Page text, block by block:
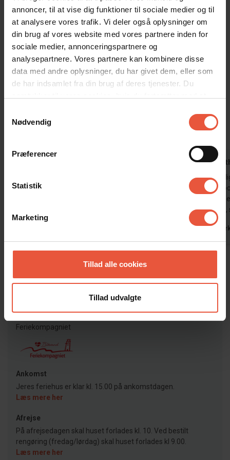
annoncer, til at vise dig funktioner til sociale medier og til
at analysere vores trafik. Vi deler også oplysninger om
din brug af vores website med vores partnere inden for
sociale medier, annonceringspartnere og
analysepartnere. Vores partnere kan kombinere disse
data med andre oplysninger, du har givet dem, eller som
de har indsamlet fra din brug af deres tjenester. Du
Nødvendig
Præferencer
Statistik
Marketing
Tillad alle cookies
Tillad udvalgte
omgivelser, nyde godt af lokale retter eller blot slappe af, er dette
feriehus det perfekte udgangspunkt for en uforglemmelig ferie.
Tag din familie eller venner med, og skab minder for livet i det
skønne Blåvand!
Sommerhuset er røgfrit, og ungdomsgrupper er ikke tilladt.
Gæsterne siger
Hus
4,9
Jonna
Der var
over
pærerne i
meget
Lejeinformation
Bureau
Feriekompagniet
Ankomst
Jeres feriehus er klar kl. 15.00 på ankomstdagen.
Læs mere her
Afrejse
På afrejsedagen skal huset forlades kl. 10. Ved bestilt
rengøring (fredag/lørdag) skal huset forlades kl 9.00.
Læs mere her